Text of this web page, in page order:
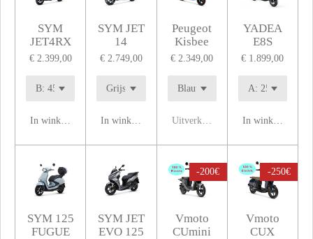
SYM
JET4RX
€ 2.399,00
In winkelwagen
SYM JET
14
€ 2.749,00
In winkelwagen
Peugeot
Kisbee
€ 2.349,00
Uitverkocht
YADEA
E8S
€ 1.899,00
In winkelwagen
SYM 125
FUGUE
SYM JET
EVO 125
-200€
Vmoto
CUmini
-250€
Vmoto
CUX